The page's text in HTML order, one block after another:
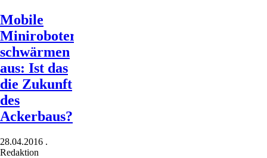
Mobile
Miniroboter
schwärmen
aus: Ist das
die Zukunft
des
Ackerbaus?
28.04.2016 .
Redaktion